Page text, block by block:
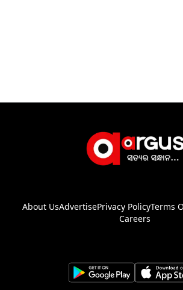
About UsAdvertisePrivacy PolicyTerms
Careers